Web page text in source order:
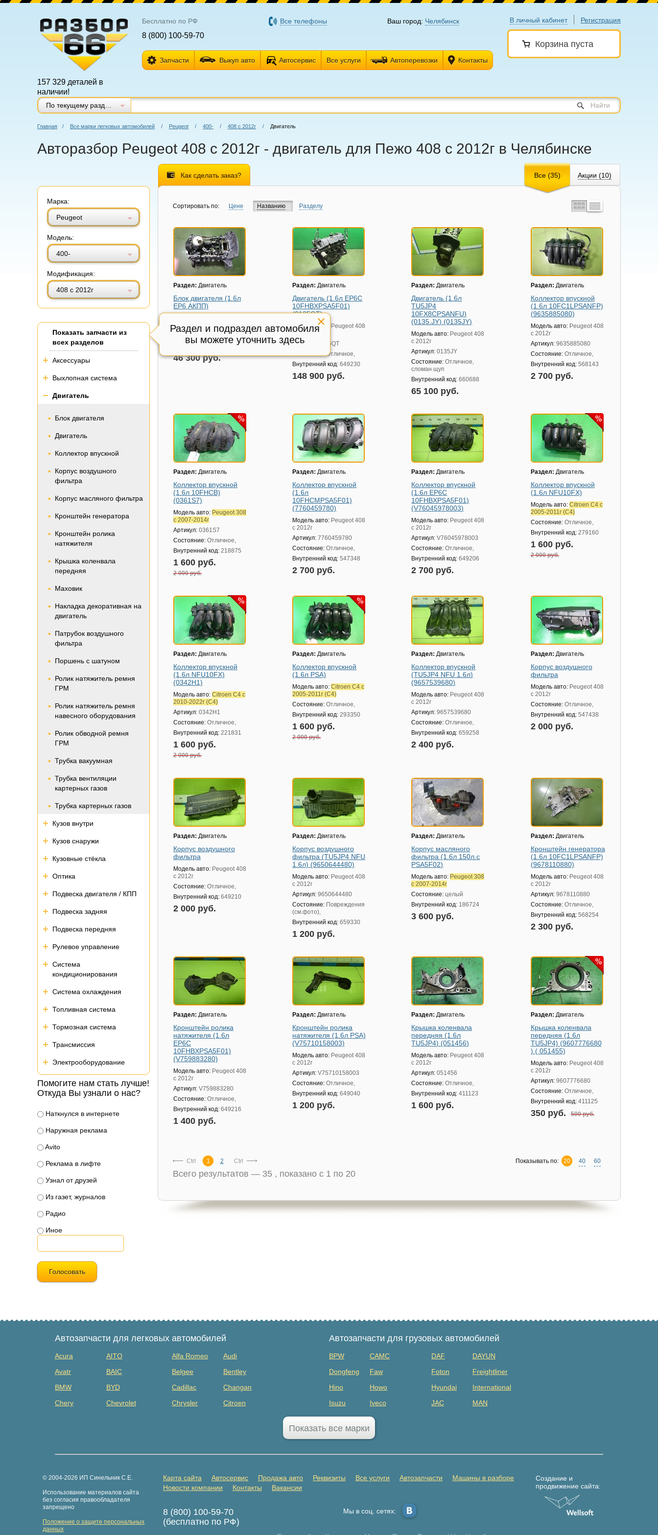
В личный кабинет Регистрация
Корзина пуста
157 329 деталей в
наличии!
Бесплатно по РФ
8 (800) 100-59-70
Все телефоны Ваш город: Челябинск
Запчасти Выкуп авто Автосервис Все услуги Автоперевозки Контакты
Найти
Главная / Все марки легковых автомобилей / Peugeot / 400- / 408 с 2012г / Двигатель
Авторазбор Peugeot 408 с 2012г - двигатель для Пежо 408 с 2012г в Челябинске
Марка:
Peugeot
Модель:
400-
Модификация:
408 с 2012г
Раздел и подраздел автомобиля
вы можете уточнить здесь
Показать запчасти из
всех разделов
Аксессуары
Выхлопная система
Двигатель
Блок двигателя
Двигатель
Коллектор впускной
Корпус воздушного
фильтра
Корпус масляного фильтра
Кронштейн генератора
Кронштейн ролика
натяжителя
Крышка коленвала
передняя
Маховик
Накладка декоративная на
двигатель
Патрубок воздушного
фильтра
Поршень с шатуном
Ролик натяжитель ремня
ГРМ
Ролик натяжитель ремня
навесного оборудования
Ролик обводной ремня
ГРМ
Трубка вакуумная
Трубка вентиляции
картерных газов
Трубка картерных газов
Кузов внутри
Кузов снаружи
Кузовные стёкла
Оптика
Подвеска двигателя / КПП
Подвеска задняя
Подвеска передняя
Рулевое управление
Система
кондиционирования
Система охлаждения
Топливная система
Тормозная система
Трансмиссия
Электрооборудование
Помогите нам стать лучше!
Откуда Вы узнали о нас?
Наткнулся в интернете
Наружная реклама
Avito
Реклама в лифте
Узнал от друзей
Из газет, журналов
Радио
Иное
Голосовать
Все (35) Акции (10)
Как сделать заказ?
Сортировать по: Цене Названию Разделу
Раздел: Двигатель
Блок двигателя (1.6л
EP6 АКПП)
с 2012г
Состояние:
Отличное,
628238
46 300 руб.
Раздел: Двигатель
Двигатель (1.6л EP6C
10FHBXPSA5F01)
(0135QT)
Модель авто:
Peugeot 408
с 2012г
Артикул:
0135QT
Состояние:Отличное,
Внутренний код:649230
148 900 руб.
Раздел: Двигатель
Двигатель (1.6л
TU5JP4
10FX8CPSANFU)
(0135.JY) (0135JY)
Модель авто: Peugeot 408
с 2012г
Артикул:0135JY
Состояние:Отличное,
сломан щуп
Внутренний код:660688
65 100 руб.
Раздел: Двигатель
Коллектор впускной
(1.6л 10FC1LPSANFP)
(9635885080)
Модель авто: Peugeot 408
с 2012г
Артикул: 9635885080
Состояние: Отличное,
Внутренний код: 568143
2 700 руб.
Раздел: Двигатель
Коллектор впускной
(1.6л 10FHCB)
(0361S7)
Модель авто: Peugeot 308
с 2007-2014г
Артикул: 0361S7
Состояние: Отличное,
Внутренний код: 218875
1 600 руб.
2 000 руб.
Раздел: Двигатель
Коллектор впускной
(1.6л
10FHCMPSA5F01)
(7760459780)
Модель авто: Peugeot 408
с 2012г
Артикул:7760459780
Состояние:Отличное,
Внутренний код:547348
2 700 руб.
Раздел: Двигатель
Коллектор впускной
(1.6л EP6C
10FHBXPSA5F01)
(V76045978003)
Модель авто: Peugeot 408
с 2012г
Артикул:V76045978003
Состояние:Отличное,
Внутренний код:649206
2 700 руб.
Раздел: Двигатель
Коллектор впускной
(1.6л NFU10FX)
Модель авто: Citroen C4 с
2005-2011г (С4)
Состояние: Отличное,
Внутренний код: 279160
1 600 руб.
2 000 руб.
Раздел: Двигатель
Коллектор впускной
(1.6л NFU10FX)
(0342H1)
Модель авто: Citroen C4 с
2010-2022г (С4)
Артикул: 0342H1
Состояние: Отличное,
Внутренний код: 221831
1 600 руб.
2 000 руб.
Раздел: Двигатель
Коллектор впускной
(1.6л PSA)
Модель авто:Citroen C4 с
2005-2011г (С4)
Состояние:Отличное,
Внутренний код:293350
1 600 руб.
2 000 руб.
Раздел: Двигатель
Коллектор впускной
(TU5JP4 NFU 1.6л)
(9657539680)
Модель авто: Peugeot 408
с 2012г
Артикул:9657539680
Состояние:Отличное,
Внутренний код:659258
2 400 руб.
Раздел: Двигатель
Корпус воздушного
фильтра
Модель авто: Peugeot 408
с 2012г
Состояние: Отличное,
Внутренний код: 547438
2 000 руб.
Раздел: Двигатель
Корпус воздушного
фильтра
Модель авто: Peugeot 408
с 2012г
Состояние: Отличное,
Внутренний код: 649210
2 000 руб.
Раздел: Двигатель
Корпус воздушного
фильтра (TU5JP4 NFU
1.6л) (9650644480)
Модель авто: Peugeot 408
с 2012г
Артикул:9650644480
Состояние: Повреждения
(см.фото),
Внутренний код:659330
1 200 руб.
Раздел: Двигатель
Корпус масляного
фильтра (1.6л 150л.с
PSA5F02)
Модель авто: Peugeot 308
с 2007-2014г
Состояние:целый
Внутренний код: 186724
3 600 руб.
Раздел: Двигатель
Кронштейн генератора
(1.6л 10FC1LPSANFP)
(9678110880)
Модель авто: Peugeot 408
с 2012г
Артикул: 9678110880
Состояние: Отличное,
Внутренний код: 568254
2 300 руб.
Раздел: Двигатель
Кронштейн ролика
натяжителя (1.6л
EP6C
10FHBXPSA5F01)
(V759883280)
Модель авто: Peugeot 408
с 2012г
Артикул: V759883280
Состояние: Отличное,
Внутренний код: 649216
1 400 руб.
Раздел: Двигатель
Кронштейн ролика
натяжителя (1.6л PSA)
(V75710158003)
Модель авто: Peugeot 408
с 2012г
Артикул:V75710158003
Состояние:Отличное,
Внутренний код:649040
1 200 руб.
Раздел: Двигатель
Крышка коленвала
передняя (1.6л
TU5JP4) (051456)
Модель авто: Peugeot 408
с 2012г
Артикул:051456
Состояние:Отличное,
Внутренний код:411123
1 600 руб.
Раздел: Двигатель
Крышка коленвала
передняя (1.6л
TU5JP4) (9607776680
) ( 051455)
Модель авто: Peugeot 408
с 2012г
Артикул: 9607776680
Состояние: Отличное,
Внутренний код: 411125
350 руб.500 руб.
Показывать по: 20 40 60
Ctrl 1 2 Ctrl
Всего результатов — 35 , показано с 1 по 20
Автозапчасти для легковых автомобилей
Acura AITO Alfa Romeo
Audi
Avatr
BAIC Belgee
Bentley
BMW
BYD Cadillac
Changan
Chery
Chevrolet Chrysler
Citroen
Great Wall
Haima Haval
Honda
Hongqi
Hummer
Isuzu
JAC
Jaecoo
Jaguar
Jetta
Автозапчасти для грузовых автомобилей
BPW CAMC DAF
DAYUN
Dongfeng
Faw Foton
Freightliner
Hino
Howo Hyundai
International
Isuzu
Iveco JAC
MAN
MAZ
Mercedes Benz
Scania
Прицепы
Показать все марки
© 2004-2026 ИП Синельник С.Е.
Использование материалов сайта
без согласия правообладателя
запрещено
Положение о защите персональных
данных
Карта сайта Автосервис Продажа авто Реквизиты Все услуги Автозапчасти
Машины в разборе
Новости компании
Контакты Вакансии
8 (800) 100-59-70
(бесплатно по РФ)
Мы в соц. сетях:
Создание и
продвижение сайта: